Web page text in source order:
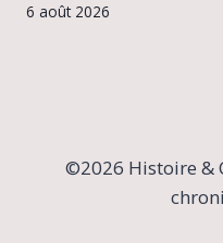
6 août 2026
©2026 Histoire &